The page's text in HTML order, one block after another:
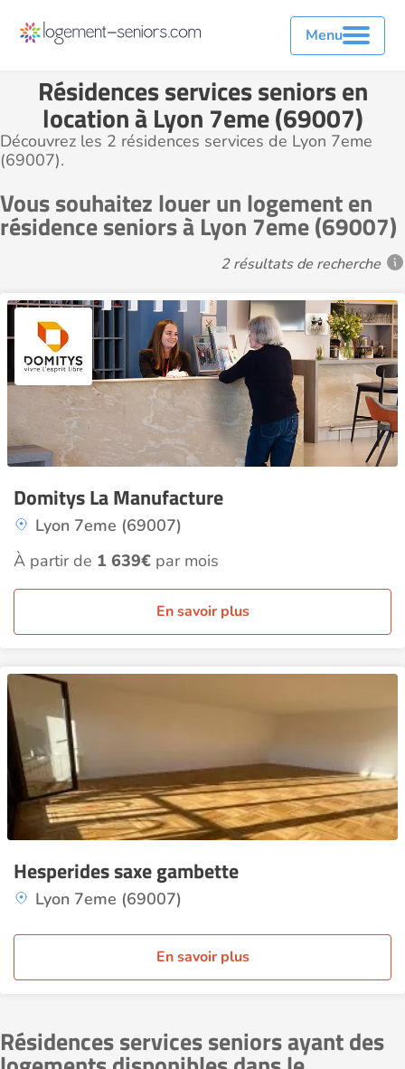
Menu
Résidences services seniors en
location à Lyon 7eme (69007)
Découvrez les 2 résidences services de Lyon 7eme
(69007).
Vous souhaitez louer un logement en
résidence seniors à Lyon 7eme (69007)
2 résultats de recherche
Domitys La Manufacture
Lyon 7eme (69007)
À partir de 1 639€ par mois
En savoir plus
Hesperides saxe gambette
Lyon 7eme (69007)
En savoir plus
Résidences services seniors ayant des